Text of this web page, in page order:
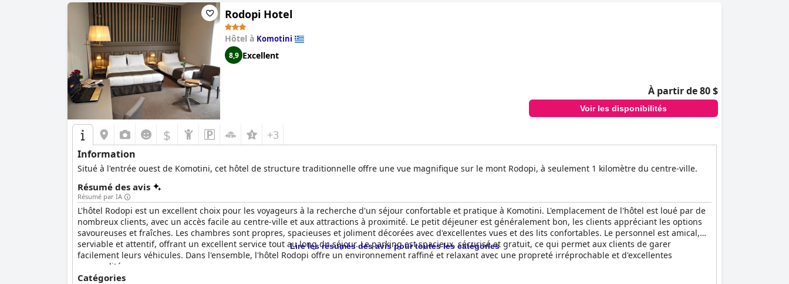
Rodopi Hotel
Hôtel à Komotini
8,9 Excellent
À partir de 80 $
Voir les disponibilités
$ +3
Information
Situé à l'entrée ouest de Komotini, cet hôtel de structure traditionnelle offre une vue magnifique sur le mont Rodopi, à seulement 1 kilomètre du centre-ville.
Résumé des avis
Résumé par IA
L'hôtel Rodopi est un excellent choix pour les voyageurs à la recherche d'un séjour confortable et pratique à Komotini. L'emplacement de l'hôtel est loué par de
nombreux clients, avec un accès facile au centre-ville et aux attractions à proximité. Le petit déjeuner est généralement bon, les clients appréciant les options
savoureuses et fraîches. Les chambres sont propres, spacieuses et joliment décorées avec d'excellentes vues et des lits confortables. Le personnel est amical,
serviable et attentif, offrant un excellent service tout au long du séjour. Le parking est spacieux, sécurisé et gratuit, ce qui permet aux clients de garer
facilement leurs véhicules. Dans l'ensemble, l'hôtel Rodopi offre un environnement raffiné et relaxant avec une propreté irréprochable et d'excellentes
commodités.
Lire les résumés des avis pour toutes les catégories
Catégories